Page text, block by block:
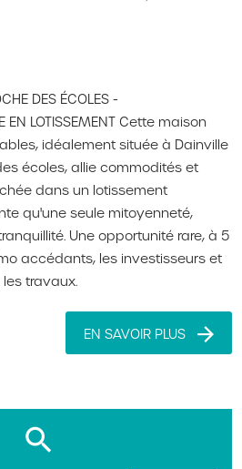
DES ÉCOLES -
EN LOTISSEMENT Cette maison
idéalement située à Dainville
écoles, allie commodités et
dans un lotissement
qu'une seule mitoyenneté,
Une opportunité rare, à 5
accédants, les investisseurs et
travaux.
EN SAVOIR PLUS